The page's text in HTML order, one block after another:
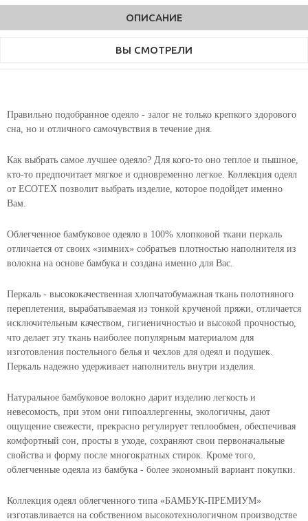
ОПИСАНИЕ
ВЫ СМОТРЕЛИ
Правильно подобранное одеяло - залог не только крепкого здорового
сна, но и отличного самочувствия в течение дня.
Как выбрать самое лучшее одеяло? Для кого-то оно теплое и пышное,
кто-то предпочитает мягкое и одновременно легкое. Коллекция одеял
от ECOTEX позволит выбрать изделие, которое подойдет именно
Вам.
Облегченное бамбуковое одеяло в 100% хлопковой ткани перкаль
отличается от своих «зимних» собратьев плотностью наполнителя из
волокна на основе бамбука и создана именно для Вас.
Перкаль - высококачественная хлопчатобумажная ткань полотняного
переплетения, вырабатываемая из тонкой крученой пряжи, отличается
исключительным качеством, гигиеничностью и высокой прочностью,
что делает эту ткань наиболее популярным материалом для
изготовления постельного белья и чехлов для одеял и подушек.
Перкаль надежно удерживает наполнитель внутри изделия.
Натуральное бамбуковое волокно дарит изделию легкость и
невесомость, при этом они гипоаллергенны, экологичны, дают
ощущение свежести, прекрасно регулирует теплообмен, обеспечивая
комфортный сон, просты в уходе, сохраняют свои первоначальные
свойства и форму после многократных стирок. Кроме того,
облегченные одеяла из бамбука - более экономный вариант покупки.
Коллекция одеял облегченного типа «БАМБУК-ПРЕМИУМ»
изготавливается на собственном высокотехнологичном производстве